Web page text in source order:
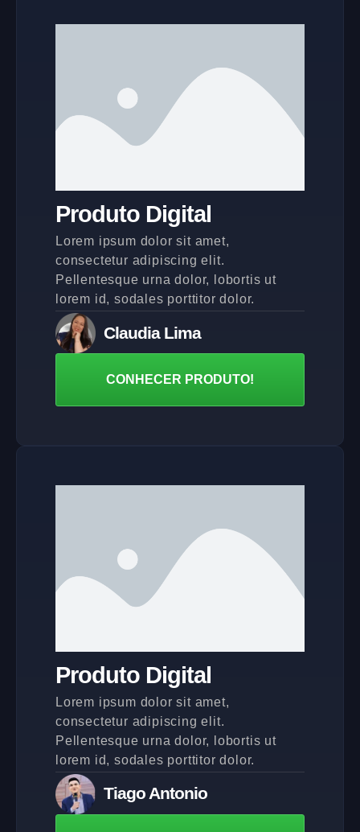
Produto Digital
Lorem ipsum dolor sit amet,
consectetur adipiscing elit.
Pellentesque urna dolor, lobortis ut
lorem id, sodales porttitor dolor.
Claudia Lima
CONHECER PRODUTO!
Produto Digital
Lorem ipsum dolor sit amet,
consectetur adipiscing elit.
Pellentesque urna dolor, lobortis ut
lorem id, sodales porttitor dolor.
Tiago Antonio